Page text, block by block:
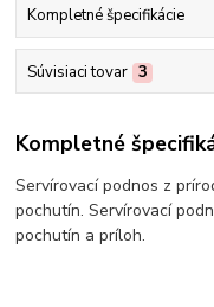
Kompletné špecifikácie
Súvisiaci tovar 3
Kompletné
Servírovací podnos z
pochutín. Servírovací
pochutín a príloh.